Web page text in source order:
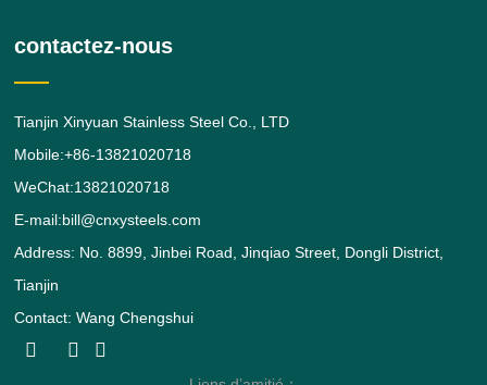
contactez-nous
Tianjin Xinyuan Stainless Steel Co., LTD
Mobile:+86-13821020718
WeChat:13821020718
E-mail:bill@cnxysteels.com
Address: No. 8899, Jinbei Road, Jinqiao Street, Dongli District,
Tianjin
Contact: Wang Chengshui